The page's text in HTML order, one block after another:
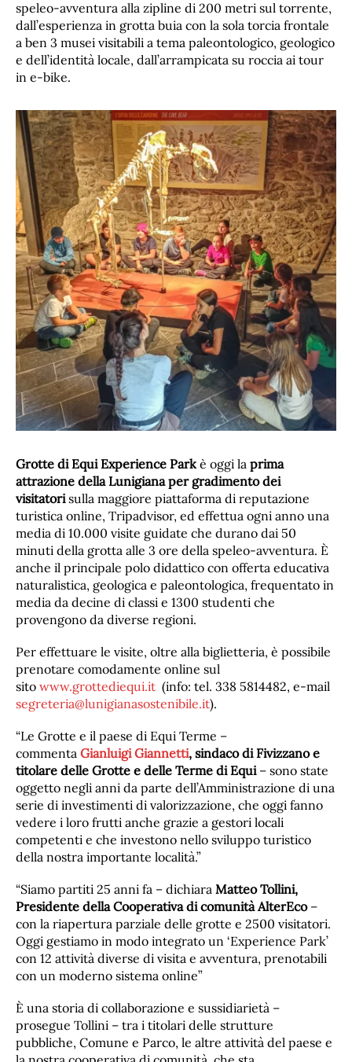
speleo-avventura alla zipline di 200 metri sul torrente,
dall’esperienza in grotta buia con la sola torcia frontale
a ben 3 musei visitabili a tema paleontologico, geologico
e dell’identità locale, dall’arrampicata su roccia ai tour
in e-bike.
Grotte di Equi Experience Park è oggi la prima
attrazione della Lunigiana per gradimento dei
visitatorisulla maggiore piattaforma di reputazione
turistica online, Tripadvisor, ed effettua ogni anno una
media di 10.000 visite guidate che durano dai 50
minuti della grotta alle 3 ore della speleo-avventura. È
anche il principale polo didattico con offerta educativa
naturalistica, geologica e paleontologica, frequentato in
media da decine di classi e 1300 studenti che
provengono da diverse regioni.
Per effettuare le visite, oltre alla biglietteria, è possibile
prenotare comodamente online sul
sito www.grottediequi.it (info: tel. 338 5814482, e-mail
segreteria@lunigianasostenibile.it).
“Le Grotte e il paese di Equi Terme –
commenta Gianluigi Giannetti, sindaco di Fivizzano e
titolare delle Grotte e delle Terme di Equi– sono state
oggetto negli anni da parte dell’Amministrazione di una
serie di investimenti di valorizzazione, che oggi fanno
vedere i loro frutti anche grazie a gestori locali
competenti e che investono nello sviluppo turistico
della nostra importante località.”
“Siamo partiti 25 anni fa – dichiara Matteo Tollini,
Presidente della Cooperativa di comunità AlterEco–
con la riapertura parziale delle grotte e 2500 visitatori.
Oggi gestiamo in modo integrato un ‘Experience Park’
con 12 attività diverse di visita e avventura, prenotabili
con un moderno sistema online”
È una storia di collaborazione e sussidiarietà –
prosegue Tollini – tra i titolari delle strutture
pubbliche, Comune e Parco, le altre attività del paese e